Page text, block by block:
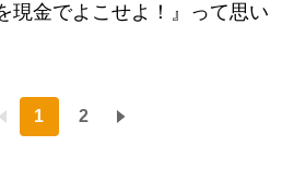
現金でよこせよ！』って思い
1 2